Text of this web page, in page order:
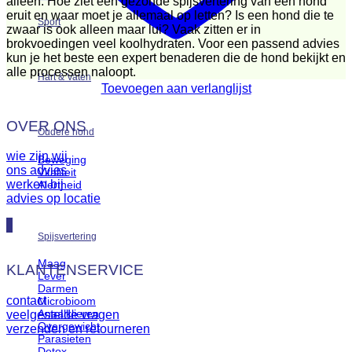
Sport
Hart & Vaten
Oudere hond
Beweging
Vitaliteit
Alertheid
Spijsvertering
Maag
Lever
Darmen
Microbioom
Anaalklieren
Overgewicht
Parasieten
Toevoegen aan verlanglijst
eruit en waar moet je allemaal op letten? Is een hond die te
zwaar is ook alleen maar lui? Vaak zitten er in
brokvoedingen veel koolhydraten. Voor een passend advies
kun je het beste een expert benaderen die de hond bekijkt en
alle processen naloopt.
OVER ONS
wie zijn wij
ons advies
werken bij
advies op locatie
KLANTENSERVICE
contact
veelgestelde vragen
verzenden en retourneren